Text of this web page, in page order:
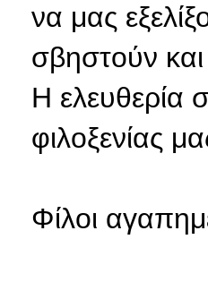
να μας
σβηστούν
Η ελευθερία
φιλοξενίας
Φίλοι